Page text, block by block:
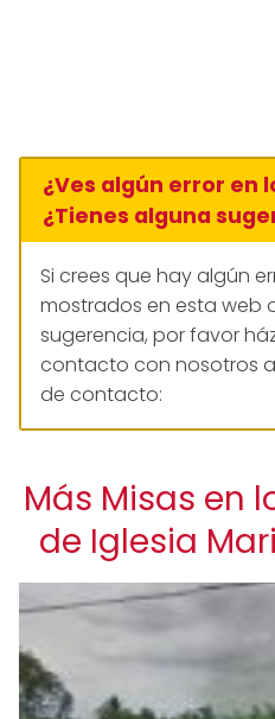
¿Ves algún error en
¿Tienes alguna
Si crees que hay algún
mostrados en esta web
sugerencia, por favor
contacto con nosotros
de contacto:
Más Misas en
de Iglesia